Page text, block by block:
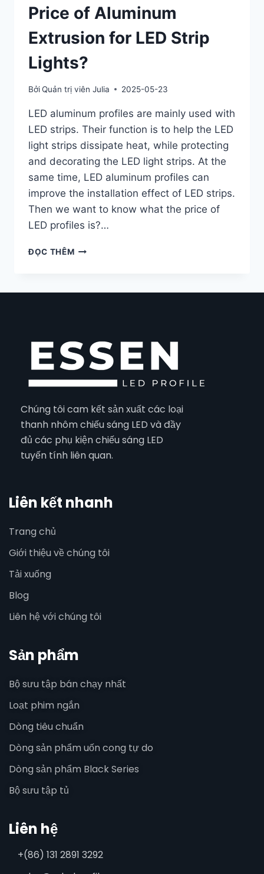
Price of Aluminum
Extrusion for LED Strip
Lights?
BởiQuản trị viên Julia 2025-05-23
LED aluminum profiles are mainly used with
LED strips. Their function is to help the LED
light strips dissipate heat, while protecting
and decorating the LED light strips. At the
same time, LED aluminum profiles can
improve the installation effect of LED strips.
Then we want to know what the price of
LED profiles is?…
ĐỌC THÊM
Chúng tôi cam kết sản xuất các loại
thanh nhôm chiếu sáng LED và đầy
đủ các phụ kiện chiếu sáng LED
tuyến tính liên quan.
Liên kết nhanh
Trang chủ
Giới thiệu về chúng tôi
Tải xuống
Blog
Liên hệ với chúng tôi
Sản phẩm
Bộ sưu tập bán chạy nhất
Loạt phim ngắn
Dòng tiêu chuẩn
Dòng sản phẩm uốn cong tự do
Dòng sản phẩm Black Series
Bộ sưu tập tủ
Liên hệ
+(86) 131 2891 3292